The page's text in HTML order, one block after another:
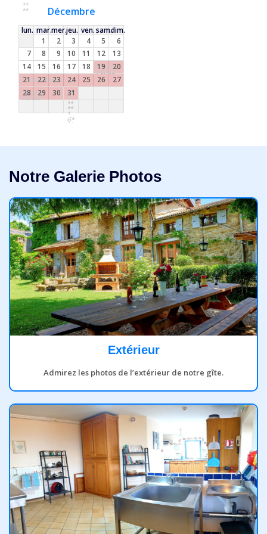
**
** Décembre
lun. mar.mer.jeu. ven.sam.dim.
1
2 3 4 5
6
7
8 9 10 11 12
13
14
15 16 17 18 19
Closed
Period
20
21
Closed Period
22 23 24 25 26
27
28
Closed
Period
29 30 31
D*
**
**
**
*
G*
**
Notre Galerie Photos
Extérieur
Admirez les photos de l’extérieur de notre gîte.